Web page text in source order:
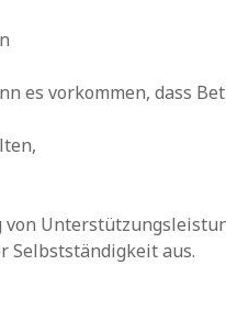
es vorkommen, dass
Selbstständigkeit aus.